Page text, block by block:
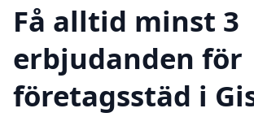
Få alltid minst 3
erbjudanden för
företagsstäd i